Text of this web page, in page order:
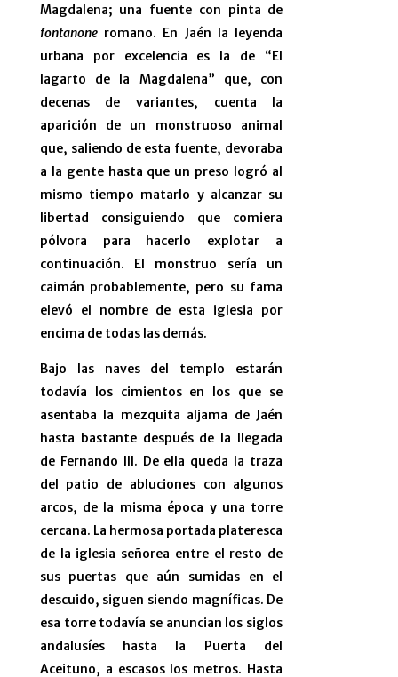
Magdalena; una fuente con pinta de
fontanoneromano. En Jaén la leyenda
urbana por excelencia es la de “El
lagarto de la Magdalena” que, con
decenas de variantes, cuenta la
aparición de un monstruoso animal
que, saliendo de esta fuente, devoraba
a la gente hasta que un preso logró al
mismo tiempo matarlo y alcanzar su
libertad consiguiendo que comiera
pólvora para hacerlo explotar a
continuación. El monstruo sería un
caimán probablemente, pero su fama
elevó el nombre de esta iglesia por
encima de todas las demás.
Bajo las naves del templo estarán
todavía los cimientos en los que se
asentaba la mezquita aljama de Jaén
hasta bastante después de la llegada
de Fernando III. De ella queda la traza
del patio de abluciones con algunos
arcos, de la misma época y una torre
cercana. La hermosa portada plateresca
de la iglesia señorea entre el resto de
sus puertas que aún sumidas en el
descuido, siguen siendo magníficas. De
esa torre todavía se anuncian los siglos
andalusíes hasta la Puerta del
Aceituno, a escasos los metros. Hasta